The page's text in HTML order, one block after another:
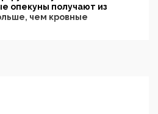
опекуны получают из
чем кровные